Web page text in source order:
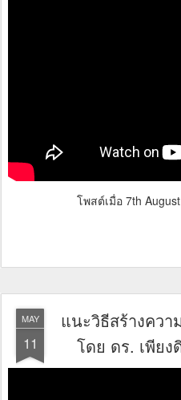
โพสต์เมื่อ 7th
MAY
11
แนะวิธีสร้างคว
โดย ดร. เพีย